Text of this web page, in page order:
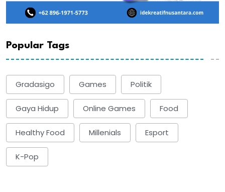
Popular Tags
Gradasigo Games Politik
Gaya Hidup Online Games Food
Healthy Food Millenials Esport
K-Pop